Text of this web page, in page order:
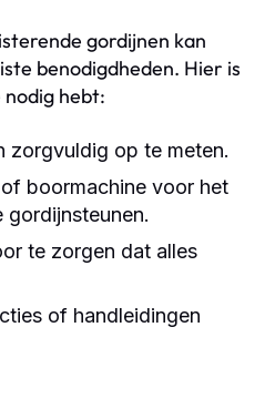
gordijnen kan
benodigdheden. Hier is
hebt:
zorgvuldig op te meten.
boormachine voor het
gordijnsteunen.
te zorgen dat alles
of handleidingen